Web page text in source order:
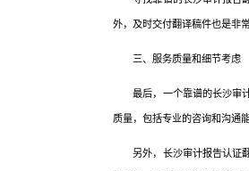
外，及时交付翻译稿件也是非
三、服务质量和细节考虑
最后，一个靠谱的长沙审计
质量，包括专业的咨询和沟通
另外，长沙审计报告认证翻